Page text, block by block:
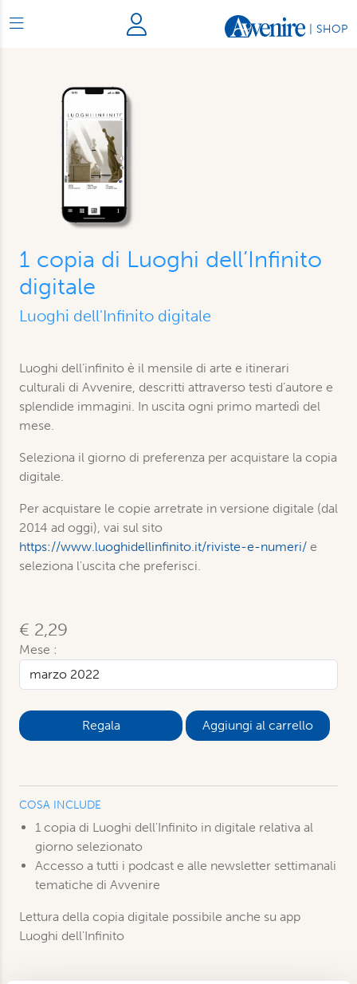
SHOP
1 copia di Luoghi dell’Infinito
digitale
Luoghi dell'Infinito digitale
Luoghi dell’infinito è il mensile di arte e itinerari
culturali di Avvenire, descritti attraverso testi d’autore e
splendide immagini. In uscita ogni primo martedì del
mese.
Seleziona il giorno di preferenza per acquistare la copia
digitale.
Per acquistare le copie arretrate in versione digitale (dal
2014 ad oggi), vai sul sito
https://www.luoghidellinfinito.it/riviste-e-numeri/ e
seleziona l'uscita che preferisci.
€ 2,29
Mese :
Aggiungi al carrello
COSA INCLUDE
1 copia di Luoghi dell'Infinito in digitale relativa al
giorno selezionato
Accesso a tutti i podcast e alle newsletter settimanali
tematiche di Avvenire
Lettura della copia digitale possibile anche su app
Luoghi dell'Infinito